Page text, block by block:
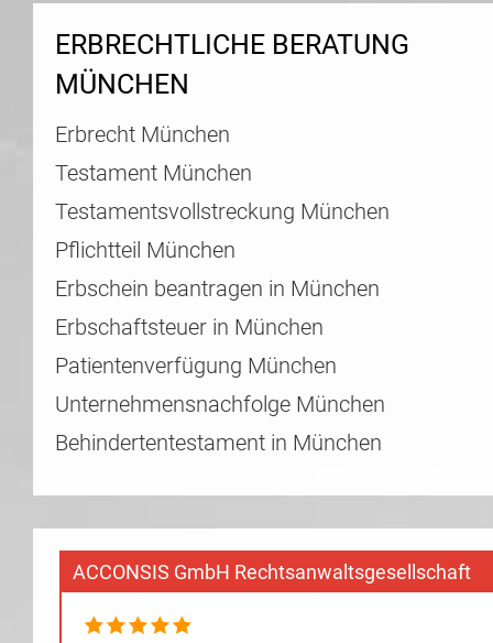
ERBRECHTLICHE BERATUNG
MÜNCHEN
Erbrecht München
Testament München
Testamentsvollstreckung München
Pflichtteil München
Erbschein beantragen in München
Erbschaftsteuer in München
Patientenverfügung München
Unternehmensnachfolge München
Behindertentestament in München
ACCONSIS GmbH Rechtsanwaltsgesellschaft